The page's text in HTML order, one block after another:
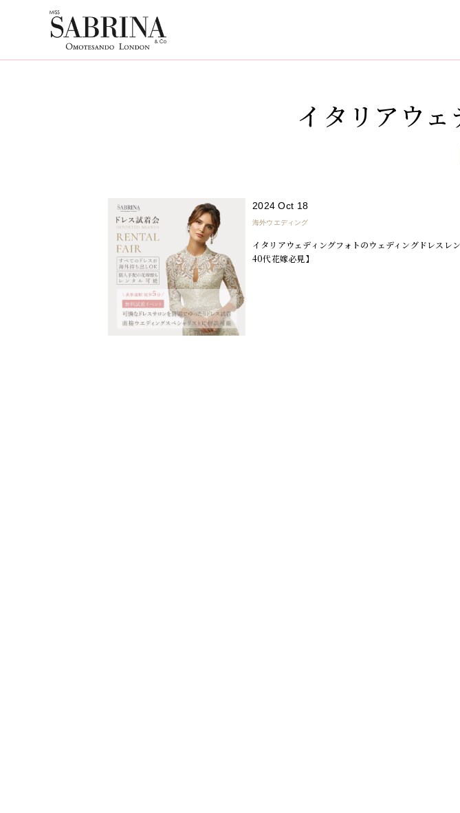
イタリアウェ
2024 Oct 18
海外ウエディング
イタリアウェディングフォトのウェディングドレスレ
40代花嫁必見】